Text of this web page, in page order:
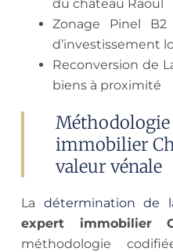
du château Raoul
Zonage Pinel
d’investissement
Reconversion de
biens à proximité
immobilier
valeur vénale
La détermination de
expert immobilier
méthodologie